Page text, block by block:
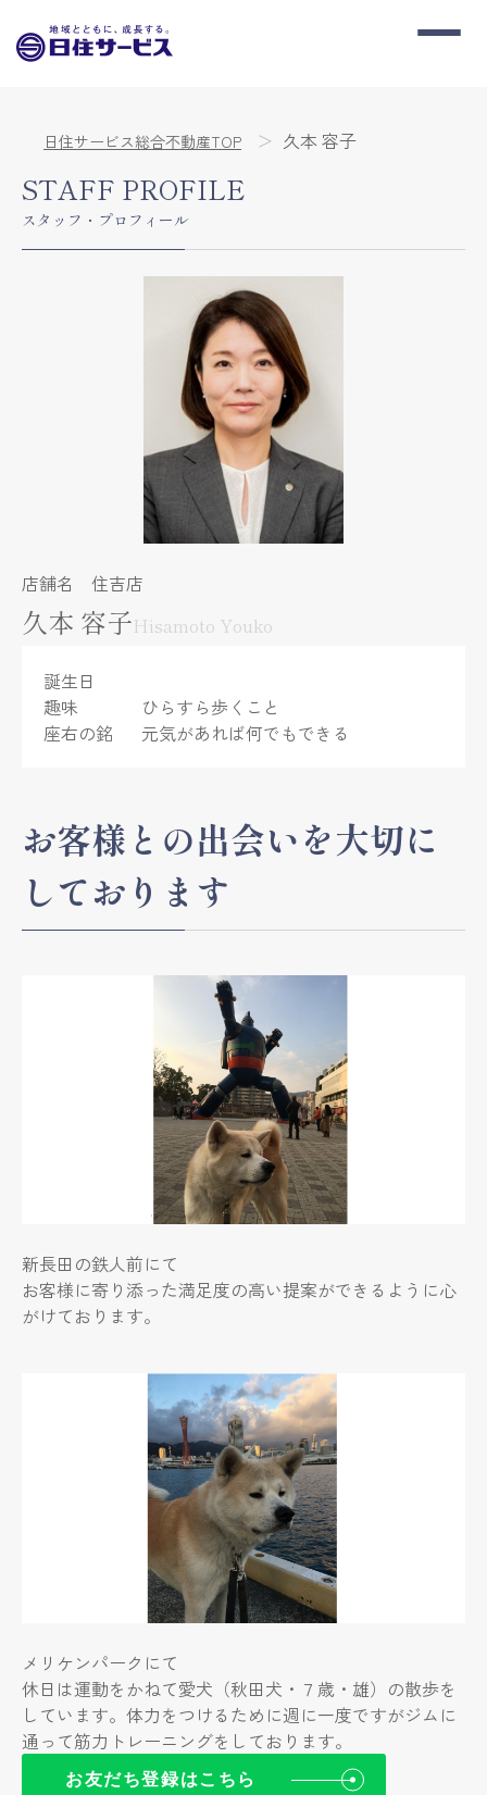
日住サービス総合不動産TOP 久本 容子
STAFF PROFILE
スタッフ・プロフィール
店舗名 住吉店
久本 容子Hisamoto Youko
誕生日
趣味
ひらすら歩くこと
座右の銘
元気があれば何でもできる
お客様との出会いを大切に
しております
新長田の鉄人前にて
お客様に寄り添った満足度の高い提案ができるように心
がけております。
メリケンパークにて
休日は運動をかねて愛犬（秋田犬・７歳・雄）の散歩を
しています。体力をつけるために週に一度ですがジムに
通って筋力トレーニングをしております。
お友だち登録はこちら